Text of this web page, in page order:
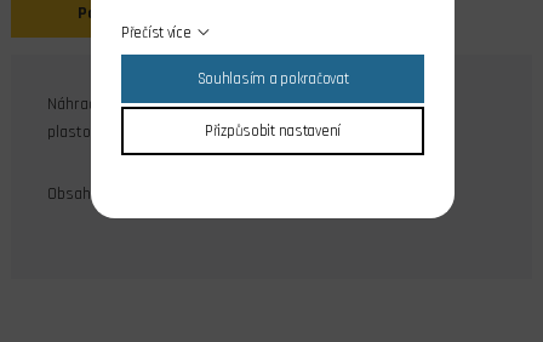
Popis
Náhradní balení mosazného kovového čepu pr.1,6 mm pro
plastové vidličky, l=23 mm (MPJ 2110-2111).
Obsah balení: 10 ks
Přečíst více
Souhlasím a pokračovat
Přizpůsobit nastavení